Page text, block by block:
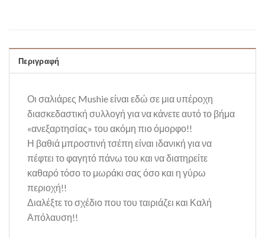
Περιγραφή
Οι σαλιάρες Mushie είναι εδώ σε μια υπέροχη
διασκεδαστική συλλογή για να κάνετε αυτό το βήμα
«ανεξαρτησίας» του ακόμη πιο όμορφο!!
Η βαθιά μπροστινή τσέπη είναι ιδανική για να
πέφτει το φαγητό πάνω του και να διατηρείτε
καθαρό τόσο το μωράκι σας όσο και η γύρω
περιοχή!!
Διαλέξτε το σχέδιο που του ταιριάζει και Καλή
Απόλαυση!!